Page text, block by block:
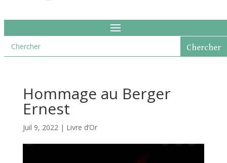
Hommage au Berger
Ernest
Juil 9, 2022| Livre d’Or